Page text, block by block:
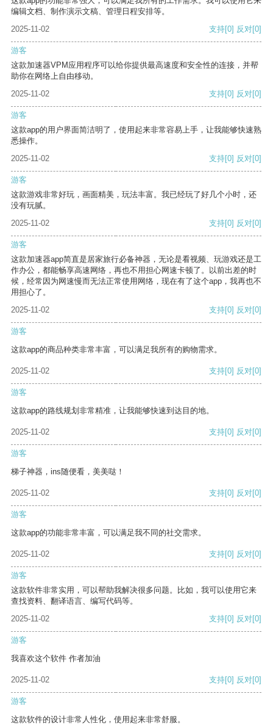
编辑文档、制作演示文稿、管理日程安排等。
2025-11-02
支持[0] 反对[0]
游客
这款加速器VPM应用程序可以给你提供最高速度和安全性的连接，并帮
助你在网络上自由移动。
2025-11-02
支持[0] 反对[0]
游客
这款app的用户界面简洁明了，使用起来非常容易上手，让我能够快速熟
悉操作。
2025-11-02
支持[0] 反对[0]
游客
这款游戏非常好玩，画面精美，玩法丰富。我已经玩了好几个小时，还
没有玩腻。
2025-11-02
支持[0] 反对[0]
游客
这款加速器app简直是居家旅行必备神器，无论是看视频、玩游戏还是工
作办公，都能畅享高速网络，再也不用担心网速卡顿了。以前出差的时
候，经常因为网速慢而无法正常使用网络，现在有了这个app，我再也不
用担心了。
2025-11-02
支持[0] 反对[0]
游客
这款app的商品种类非常丰富，可以满足我所有的购物需求。
2025-11-02 支持[0] 反对[0]
游客
这款app的路线规划非常精准，让我能够快速到达目的地。
2025-11-02 支持[0] 反对[0]
游客
梯子神器，ins随便看，美美哒！
2025-11-02 支持[0] 反对[0]
游客
这款app的功能非常丰富，可以满足我不同的社交需求。
2025-11-02 支持[0] 反对[0]
游客
这款软件非常实用，可以帮助我解决很多问题。比如，我可以使用它来
查找资料、翻译语言、编写代码等。
2025-11-02
支持[0] 反对[0]
游客
我喜欢这个软件 作者加油
2025-11-02 支持[0] 反对[0]
游客
这款软件的设计非常人性化，使用起来非常舒服。